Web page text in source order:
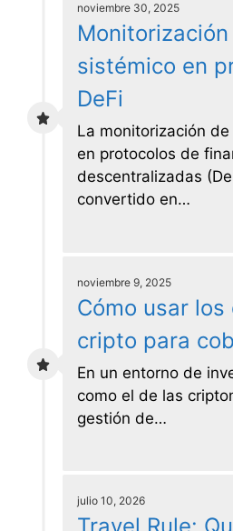
noviembre 30, 2025
sistémico en
DeFi
La monitorización
en protocolos de
descentralizadas
convertido en…
noviembre 9, 2025
Cómo usar
cripto para
En un entorno de
como el de las
gestión de…
julio 10, 2026